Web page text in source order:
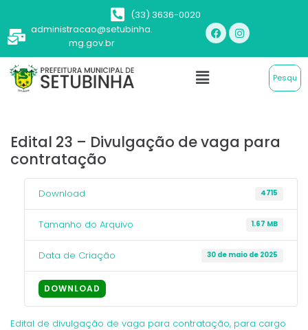
(33) 3636-0020
administracao@setubinha.
mg.gov.br
Edital 23 – Divulgação de vaga para
contratação
Download 4715
Tamanho do Arquivo 1.67 MB
Data de Criação 30 de maio de 2025
DOWNLOAD
Edital de divulgação de vaga para contratação, para cargo